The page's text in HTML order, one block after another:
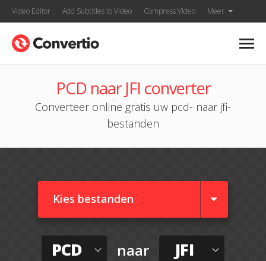
Video Editor Add Subtitles to Video Compress Video Meer
PCD naar JFI converter
Converteer online gratis uw pcd- naar jfi-
bestanden
Kies bestanden
PCD naar JFI